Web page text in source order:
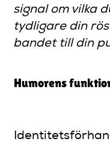
signal om vilka
tydligare din
bandet till din
Humorens